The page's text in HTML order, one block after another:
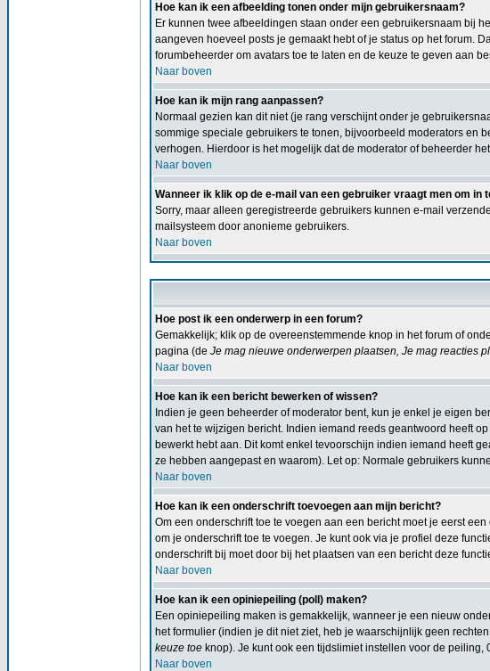
Hoe kan ik een afbeelding tonen onder mijn gebruikersnaam?
Er kunnen twee afbeeldingen staan onder een gebruikersnaam bij
aangeven hoeveel posts je gemaakt hebt of je status op het forum.
forumbeheerder om avatars toe te laten en de keuze te geven aan
Naar boven
Hoe kan ik mijn rang aanpassen?
Normaal gezien kan dit niet (je rang verschijnt onder je
sommige speciale gebruikers te tonen, bijvoorbeeld moderators en
verhogen. Hierdoor is het mogelijk dat de moderator of beheerder
Naar boven
Wanneer ik klik op de e-mail van een gebruiker vraagt men om in
Sorry, maar alleen geregistreerde gebruikers kunnen e-mail
mailsysteem door anonieme gebruikers.
Naar boven
Hoe post ik een onderwerp in een forum?
Gemakkelijk; klik op de overeenstemmende knop in het forum of
pagina (de Je mag nieuwe onderwerpen plaatsen, Je mag reacties
Naar boven
Hoe kan ik een bericht bewerken of wissen?
Indien je geen beheerder of moderator bent, kun je enkel je eigen
van het te wijzigen bericht. Indien iemand reeds geantwoord heeft
bewerkt hebt aan. Dit komt enkel tevoorschijn indien iemand heeft
ze hebben aangepast en waarom). Let op: Normale gebruikers
Naar boven
Hoe kan ik een onderschrift toevoegen aan mijn bericht?
Om een onderschrift toe te voegen aan een bericht moet je eerst
om je onderschrift toe te voegen. Je kunt ook via je profiel deze
onderschrift bij moet door bij het plaatsen van een bericht deze
Naar boven
Hoe kan ik een opiniepeiling (poll) maken?
Een opiniepeiling maken is gemakkelijk, wanneer je een nieuw
het formulier (indien je dit niet ziet, heb je waarschijnlijk geen
keuze toe knop). Je kunt ook een tijdslimiet instellen voor de
Naar boven